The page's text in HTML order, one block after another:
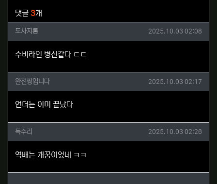
댓글 3개
도사지롱님의 댓글
도사지롱 작성일
2025.10.03 02:08
수비라인 병신같다 ㄷㄷ
완전짱입니다님의 댓글
완전짱입니다 작성일
2025.10.03 02:17
언더는 이미 끝났다
독수리님의 댓글
독수리 작성일
2025.10.03 02:26
역배는 개꿈이었네 ㅋㅋ